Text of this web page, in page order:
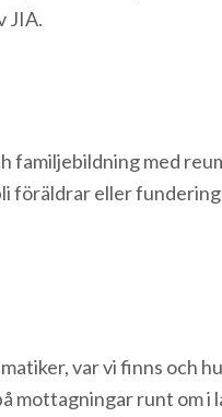
JIA.
familjebildning med
föräldrar eller
var vi finns och
mottagningar runt om i